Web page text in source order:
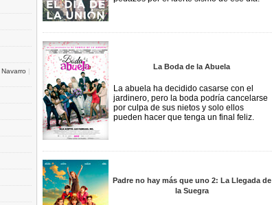
|
La Boda de la Abuela
La abuela ha decidido casarse con el
jardinero, pero la boda podría cancelarse
por culpa de sus nietos y solo ellos
pueden hacer que tenga un final feliz.
Padre no hay más que uno 2: La Llegada de
la Suegra